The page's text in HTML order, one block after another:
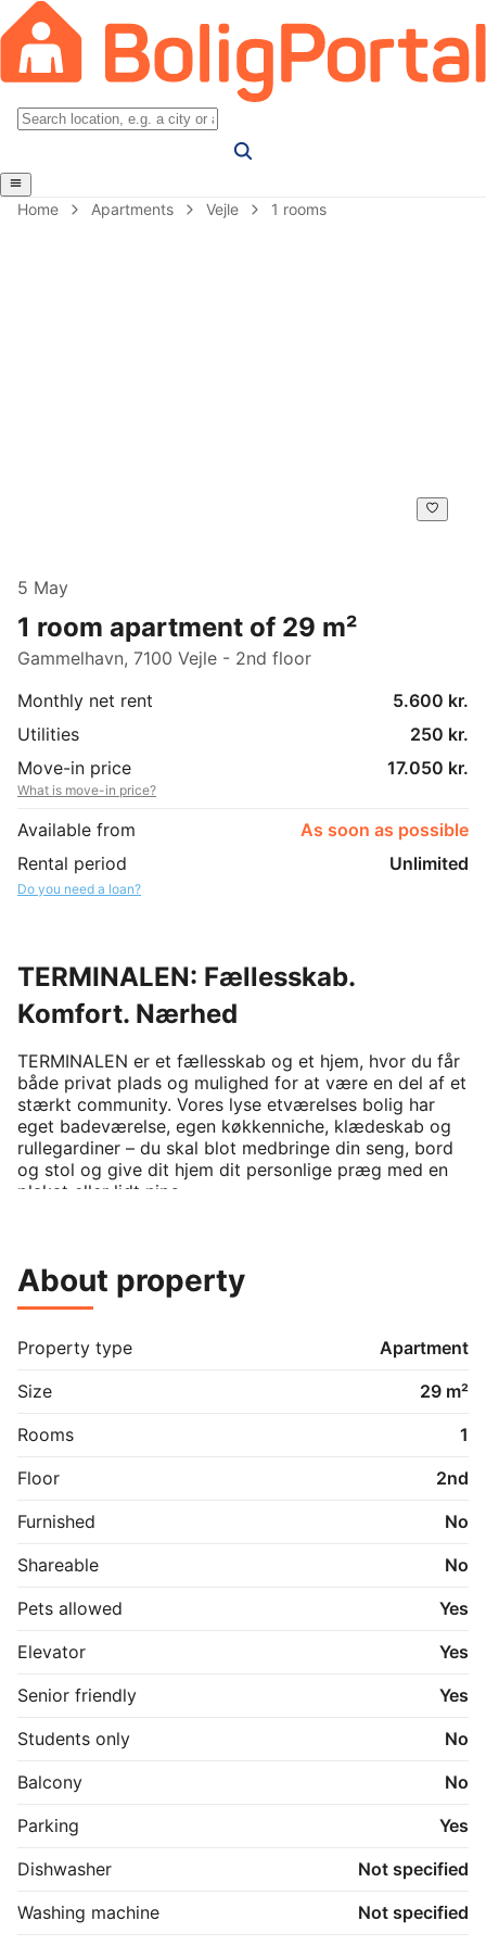
Home Apartments Vejle 1 rooms
5 May
1 room apartment of 29 m²
Gammelhavn, 7100 Vejle - 2nd floor
Monthly net rent
5.600 kr.
Utilities
250 kr.
Move-in price
17.050 kr.
What is move-in price?
Available from
As soon as possible
Rental period
Unlimited
Do you need a loan?
TERMINALEN: Fællesskab.
Komfort. Nærhed
TERMINALEN er et fællesskab og et hjem, hvor du får
både privat plads og mulighed for at være en del af et
stærkt community. Vores lyse etværelses bolig har
eget badeværelse, egen køkkenniche, klædeskab og
rullegardiner – du skal blot medbringe din seng, bord
og stol og give dit hjem dit personlige præg med en
plakat eller lidt nips.
omfavner forskelligheder og skaber plads til personlig
udvikling og venskaber for livet. TERMINALEN er
Som beboer får du adgang til fantastiske
fællesområder og fælleskøkkener, samt mulighed for
Community Manager er til stede i dagtimerne for at
TERMINALEN tilbyder bl.a. også fitnessrum,
cykelværksted, café/bar, loungeområde, tagterrasse,
meningsfuldt og socialt hjem med rammerne for en
den pågældende lejlighed
About property
Property type
Apartment
Size
29 m²
Rooms
1
Floor
2nd
Furnished
No
Shareable
No
Pets allowed
Yes
Elevator
Yes
Senior friendly
Yes
Students only
No
Balcony
No
Parking
Yes
Dishwasher
Not specified
Washing machine
Not specified